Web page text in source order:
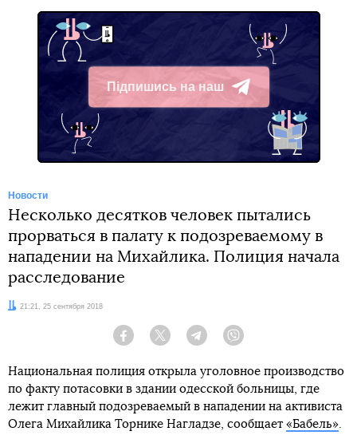
Підпишись на наш
Telegram
Новости
Несколько десятков человек пытались
прорваться в палату к подозреваемому в
нападении на Михайлика. Полиция начала
расследование
Дата:21:21, 25 сентября 2018
Facebook Twitter Telegram
Национальная полиция открыла уголовное производство
по факту потасовки в здании одесской больницы, где
лежит главный подозреваемый в нападении на активиста
Олега Михайлика Торнике Нагладзе, сообщает «Бабель».